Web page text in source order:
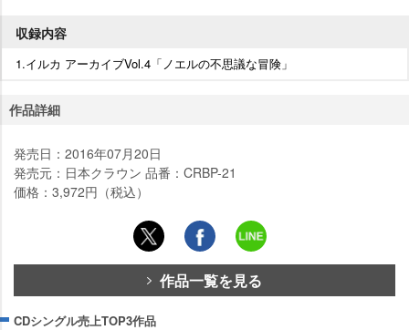
収録内容
1.イルカ アーカイブVol.4「ノエルの不思議な冒険」
作品詳細
発売日：2016年07月20日
発売元：日本クラウン 品番：CRBP-21
価格：3,972円（税込）
作品一覧を見る
CDシングル売上TOP3作品